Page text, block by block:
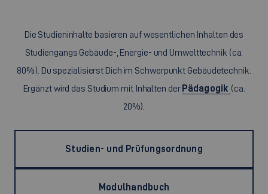
Die Studieninhalte basieren auf wesentlichen Inhalten des
Studiengangs Gebäude-, Energie- und Umwelttechnik (ca.
80%). Du spezialisierst Dich im Schwerpunkt Gebäudetechnik.
Ergänzt wird das Studium mit Inhalten der Pädagogik (ca.
20%).
Studien- und Prüfungsordnung
Modulhandbuch